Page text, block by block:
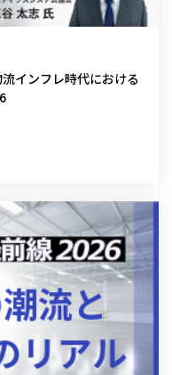
インフレ時代における